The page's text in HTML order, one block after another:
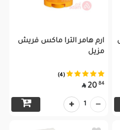
ارم هامر الترا ماكس فريش
مزيل
(4)
84
20

1